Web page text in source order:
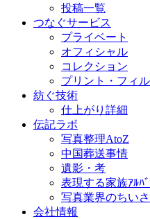
投稿一覧
つなぐサービス
プライベート
オフィシャル
コレクション
プリント・フィ
紡ぐ技術
仕上がり詳細
伝記ラボ
写真整理AtoZ
中国葬送事情
遺影・考
表現する家族ｱﾙﾊ
写真業界のちい
会社情報